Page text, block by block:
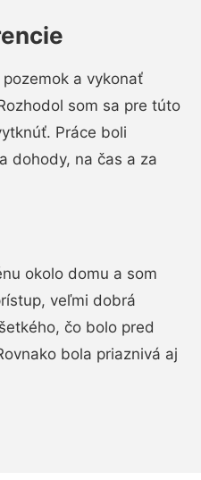
a vykonať
som sa pre túto
Práce boli
dohody, na čas a za
okolo domu a som
veľmi dobrá
čo bolo pred
bola priaznivá aj